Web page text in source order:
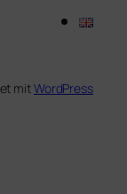
mitWordPress